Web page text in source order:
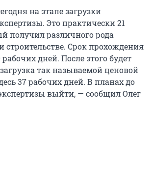
на этапе загрузки
Это практически 21
получил различного рода
строительстве. Срок прохождения
дней. После этого будет
так называемой ценовой
37 рабочих дней. В планах до
выйти, — сообщил Олег